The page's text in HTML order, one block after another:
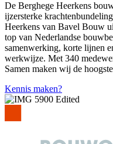
De Berghege Heerkens
ijzersterke
Heerkens van Bavel Bouw
top van Nederlandse
samenwerking, korte lijnen
werkwijze. Met 340
Samen maken wij de
Kennis maken?